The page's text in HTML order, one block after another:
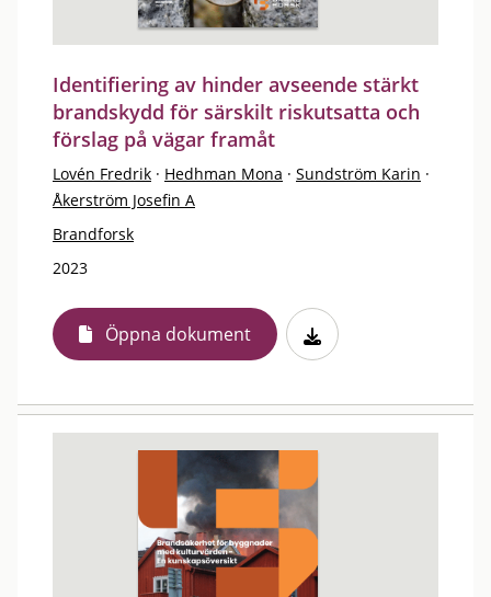
Identifiering av hinder avseende stärkt
brandskydd för särskilt riskutsatta och
förslag på vägar framåt
Lovén Fredrik · Hedhman Mona · Sundström Karin ·
Åkerström Josefin A
Brandforsk
2023
Öppna dokument